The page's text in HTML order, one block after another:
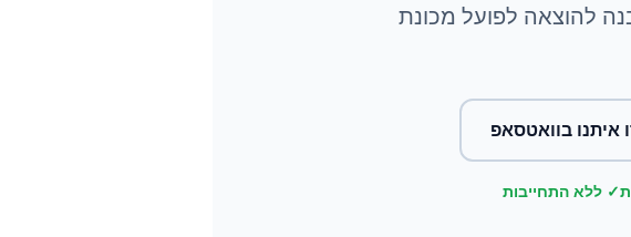
להוצאה לפועל מכונת
איתנו בוואטסאפ
✓ ללא התחייבות